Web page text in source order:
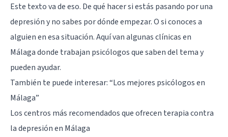
Este texto va de eso. De qué hacer si estás pasando por una
depresión y no sabes por dónde empezar. O si conoces a
alguien en esa situación. Aquí van algunas clínicas en
Málaga donde trabajan psicólogos que saben del tema y
pueden ayudar.
También te puede interesar:“Los mejores psicólogos en
Málaga”
Los centros más recomendados que ofrecen terapia contra
la depresión en Málaga